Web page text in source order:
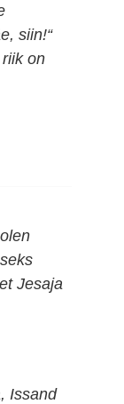
siin!“
riik on
Jesaja
Issand